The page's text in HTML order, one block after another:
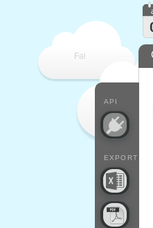
Fai
API
EXPORT